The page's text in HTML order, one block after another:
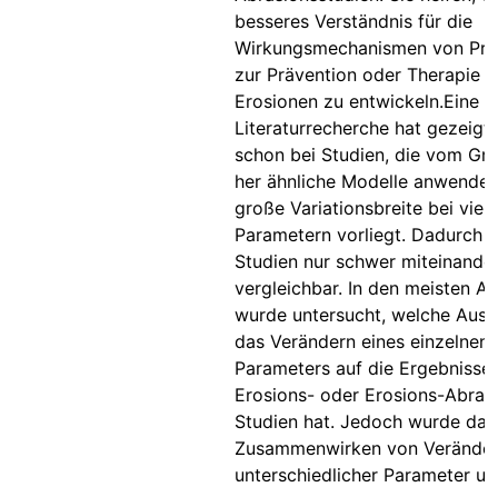
besseres Verständnis für die
Wirkungsmechanismen von
zur Prävention oder Therapie
Erosionen zu entwickeln.Eine
Literaturrecherche hat
schon bei Studien, die vom
her ähnliche Modelle
große Variationsbreite bei
Parametern vorliegt. Dadurch
Studien nur schwer
vergleichbar. In den meisten
wurde untersucht, welche
das Verändern eines einzelnen
Parameters auf die Ergebnisse
Erosions- oder Erosions-
Studien hat. Jedoch wurde das
Zusammenwirken von
unterschiedlicher Parameter